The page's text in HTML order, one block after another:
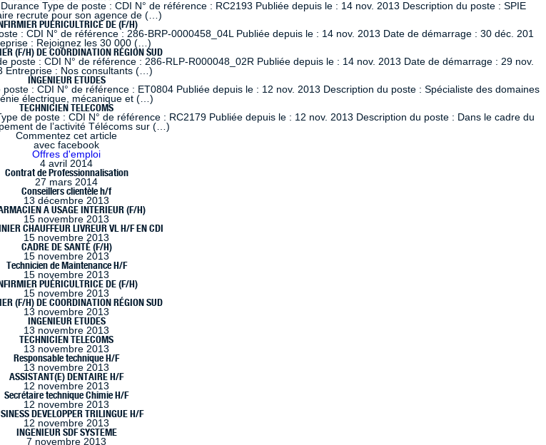
Type de poste : CDI N° de référence : RC2193 Publiée depuis le : 14 nov. 2013 Description du poste : SPIE
recrute pour son agence de (…)
PUÉRICULTRICE DE (F/H)
: CDI N° de référence : 286-BRP-0000458_04L Publiée depuis le : 14 nov. 2013 Date de démarrage : 30 déc. 201
: Rejoignez les 30 000 (…)
(F/H) DE COORDINATION RÉGION SUD
poste : CDI N° de référence : 286-RLP-R000048_02R Publiée depuis le : 14 nov. 2013 Date de démarrage : 29 nov.
Entreprise : Nos consultants (…)
INGENIEUR ETUDES
: CDI N° de référence : ET0804 Publiée depuis le : 12 nov. 2013 Description du poste : Spécialiste des domaines
électrique, mécanique et (…)
TECHNICIEN TELECOMS
de poste : CDI N° de référence : RC2179 Publiée depuis le : 12 nov. 2013 Description du poste : Dans le cadre du
de l’activité Télécoms sur (…)
Commentez cet article
avec facebook
Offres d'emploi
4 avril 2014
Contrat de Professionnalisation
27 mars 2014
Conseillers clientèle h/f
13 décembre 2013
A USAGE INTERIEUR (F/H)
15 novembre 2013
CHAUFFEUR LIVREUR VL H/F EN CDI
15 novembre 2013
CADRE DE SANTÉ (F/H)
15 novembre 2013
Technicien de Maintenance H/F
15 novembre 2013
PUÉRICULTRICE DE (F/H)
15 novembre 2013
(F/H) DE COORDINATION RÉGION SUD
13 novembre 2013
INGENIEUR ETUDES
13 novembre 2013
TECHNICIEN TELECOMS
13 novembre 2013
Responsable technique H/F
13 novembre 2013
ASSISTANT(E) DENTAIRE H/F
12 novembre 2013
Secrétaire technique Chimie H/F
12 novembre 2013
DEVELOPPER TRILINGUE H/F
12 novembre 2013
INGENIEUR SDF SYSTEME
7 novembre 2013